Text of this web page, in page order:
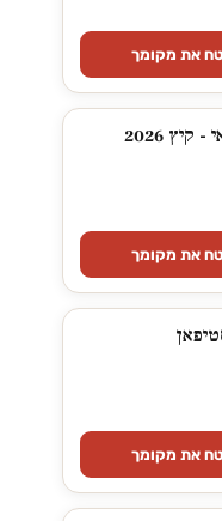
את מקומך
2026
את מקומך
את מקומך